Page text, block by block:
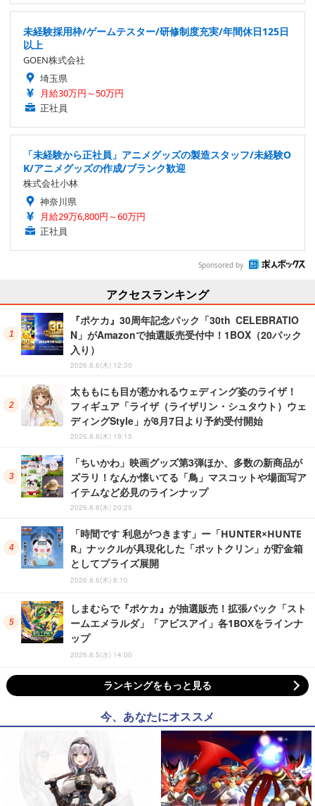
未経験採用枠/ゲームテスター/研修制度充実/年間休日125日
以上
GOEN株式会社
埼玉県
月給30万円～50万円
正社員
「未経験から正社員」アニメグッズの製造スタッフ/未経験O
K/アニメグッズの作成/ブランク歓迎
株式会社小林
神奈川県
月給29万6,800円～60万円
正社員
Sponsored by
アクセスランキング
『ポケカ』30周年記念パック「30th CELEBRATIO
N」がAmazonで抽選販売受付中！1BOX（20パック
入り）
2026.8.6(木) 12:30
太ももにも目が惹かれるウェディング姿のライザ！
フィギュア「ライザ（ライザリン・シュタウト）ウェ
ディングStyle」が8月7日より予約受付開始
2026.8.6(木) 19:15
「ちいかわ」映画グッズ第3弾ほか、多数の新商品が
ズラリ！なんか懐いてる「鳥」マスコットや場面写ア
イテムなど必見のラインナップ
2026.8.6(木) 20:25
「時間です 利息がつきます」ー「HUNTER×HUNTE
R」ナックルが具現化した「ポットクリン」が貯金箱
としてプライズ展開
2026.8.6(木) 6:10
しまむらで『ポケカ』が抽選販売！拡張パック「スト
ームエメラルダ」「アビスアイ」各1BOXをラインナ
ップ
2026.8.5(水) 14:00
ランキングをもっと見る
今、あなたにオススメ